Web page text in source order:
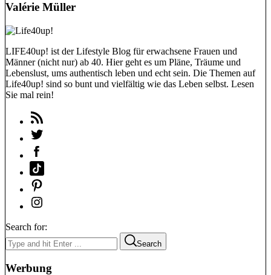
Valérie Müller
LIFE40up! ist der Lifestyle Blog für erwachsene Frauen und
Männer (nicht nur) ab 40. Hier geht es um Pläne, Träume und
Lebenslust, ums authentisch leben und echt sein. Die Themen auf
Life40up! sind so bunt und vielfältig wie das Leben selbst. Lesen
Sie mal rein!
Search for:
Search
Werbung